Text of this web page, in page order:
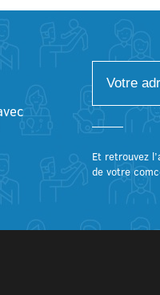
Et retrouvez
de votre